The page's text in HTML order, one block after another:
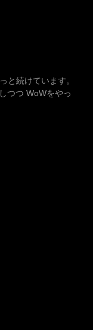
と続けています。
つつ WoWをやっ